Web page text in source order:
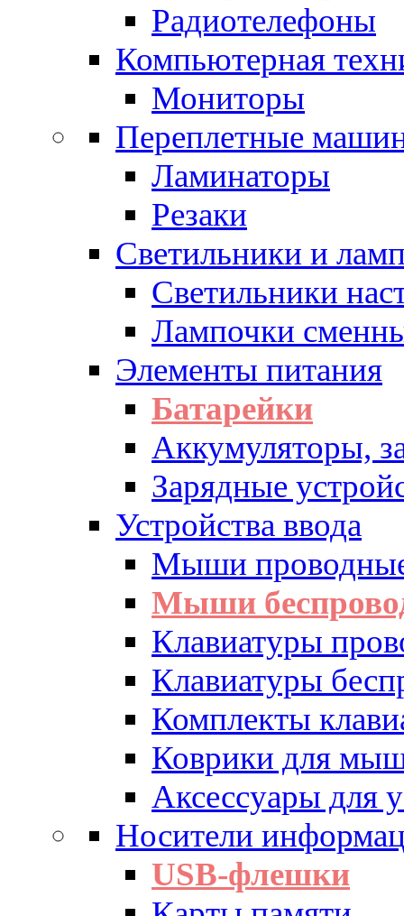
Радиотелефоны
Компьютерная
Мониторы
Переплетные
Ламинаторы
Резаки
Светильники и
Светильники
Лампочки
Элементы питания
Батарейки
Аккумуляторы,
Зарядные
Устройства ввода
Мыши
Мыши
Клавиатуры
Клавиатуры
Комплекты
Коврики для
Аксессуары для
Носители
USB-флешки